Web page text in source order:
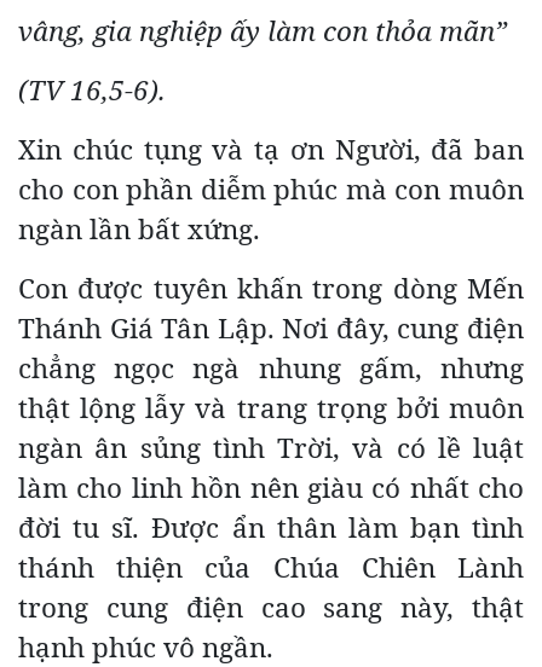
vâng, gia nghiệp ấy làm con thỏa mãn”
(TV 16,5-6).
Xin chúc tụng và tạ ơn Người, đã ban
cho con phần diễm phúc mà con muôn
ngàn lần bất xứng.
Con được tuyên khấn trong dòng Mến
Thánh Giá Tân Lập. Nơi đây, cung điện
chẳng ngọc ngà nhung gấm, nhưng
thật lộng lẫy và trang trọng bởi muôn
ngàn ân sủng tình Trời, và có lề luật
làm cho linh hồn nên giàu có nhất cho
đời tu sĩ. Được ẩn thân làm bạn tình
thánh thiện của Chúa Chiên Lành
trong cung điện cao sang này, thật
hạnh phúc vô ngần.